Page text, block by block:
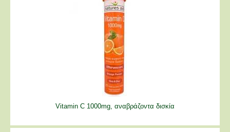
Vitamin C 1000mg, αναβράζοντα δισκία